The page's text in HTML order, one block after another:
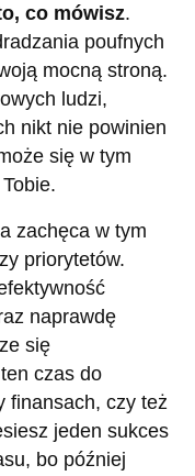
co mówisz.
poufnych
mocną stroną.
ludzi,
nikt nie powinien
się w tym
zachęca w tym
priorytetów.
naprawdę
się
czas do
finansach, czy też
jeden sukces
bo później